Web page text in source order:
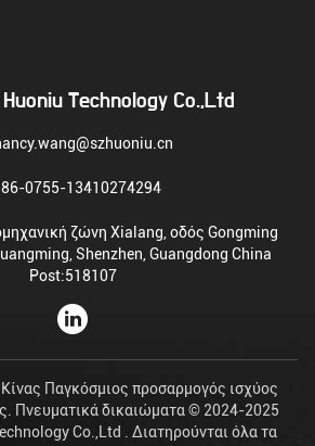
Technology Co.,Ltd
86-0755-13410274294
ζώνη Xialang, οδός Gongming
Shenzhen, Guangdong China
Post:518107
Παγκόσμιος προσαρμογός ισχύος
Πνευματικά δικαιώματα © 2024-2025
Co.,Ltd . Διατηρούνται όλα τα